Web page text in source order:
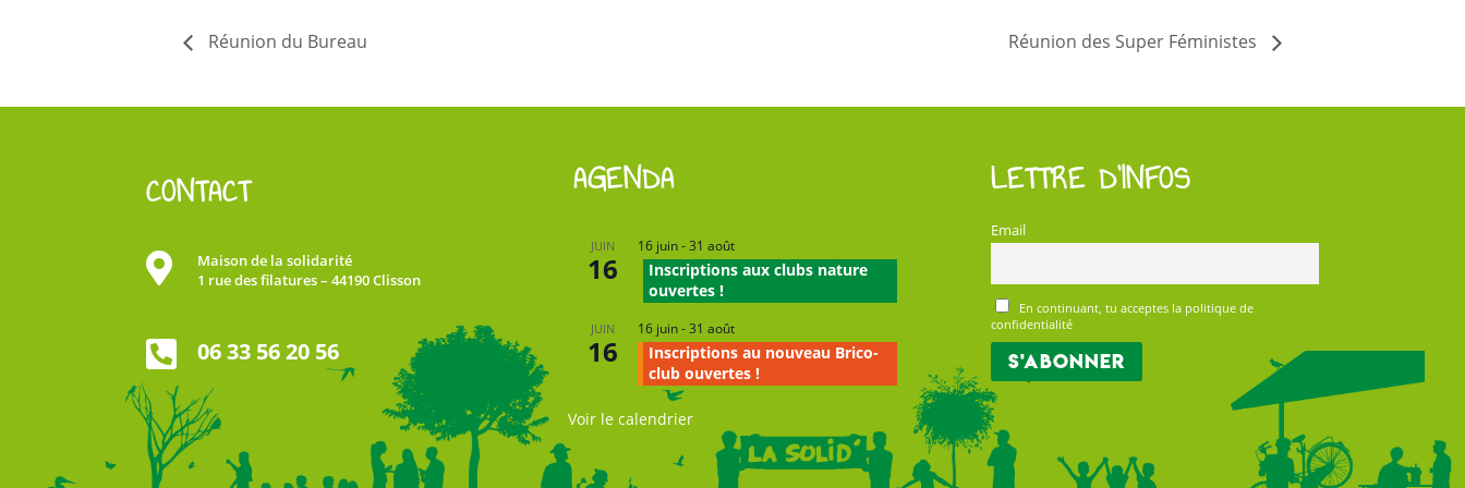
Réunion du Bureau Réunion des Super Féministes
CONTACT

Maison de la solidarité
1 rue des filatures – 44190 Clisson
 06 33 56 20 56
AGENDA
JUIN
16
16 juin-31 août
Inscriptions aux clubs nature
ouvertes !
JUIN
16
16 juin-31 août
Inscriptions au nouveau Brico-
club ouvertes !
Voir le calendrier
LETTRE D’INFOS
Email
En continuant, tu acceptes la politique de
confidentialité